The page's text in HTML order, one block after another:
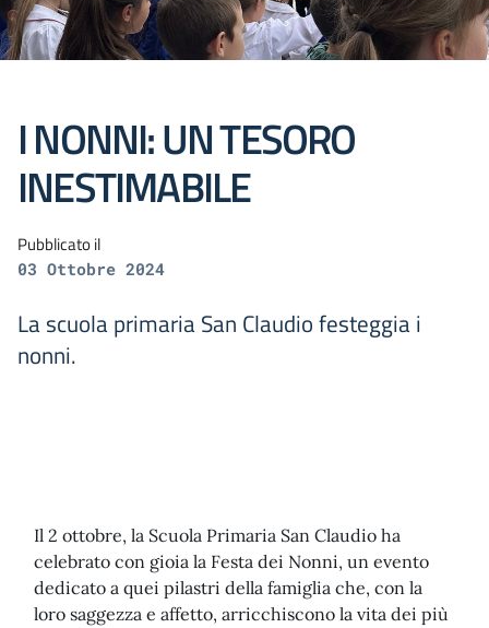
I NONNI: UN TESORO
INESTIMABILE
Pubblicato il
03 Ottobre 2024
La scuola primaria San Claudio festeggia i
nonni.
Il 2 ottobre, la Scuola Primaria San Claudio ha
celebrato con gioia la Festa dei Nonni, un evento
dedicato a quei pilastri della famiglia che, con la
loro saggezza e affetto, arricchiscono la vita dei più